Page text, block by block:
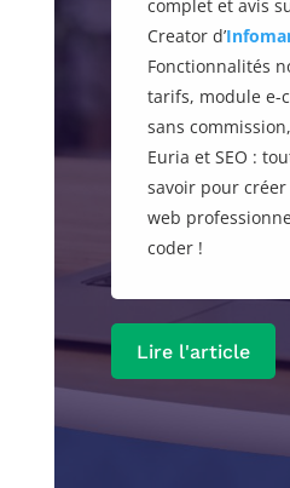
complet et avis
Creator d’
Fonctionnalités
tarifs, module e-
sans
Euria et SEO :
savoir pour
web
coder !
Lire l'article